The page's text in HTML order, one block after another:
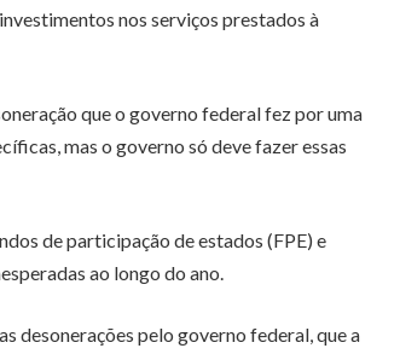
nos serviços prestados à
que o governo federal fez por uma
mas o governo só deve fazer essas
de participação de estados (FPE) e
ao longo do ano.
desonerações pelo governo federal, que a